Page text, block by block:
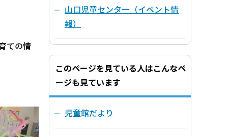
ての情
山口児童センター（イベント情
報）
このページを見ている人はこんなペ
ージも見ています
児童館だより